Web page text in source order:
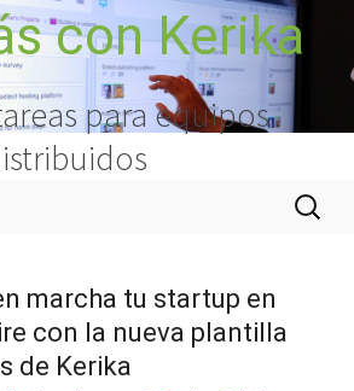
con Kerika
para equipos
Buscar:
marcha tu startup en
con la nueva plantilla
de Kerika